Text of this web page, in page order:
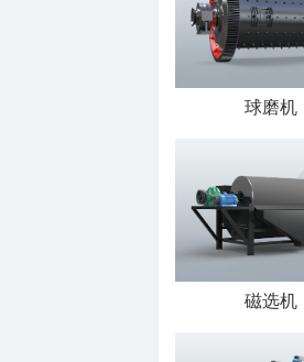
球磨机
磁选机